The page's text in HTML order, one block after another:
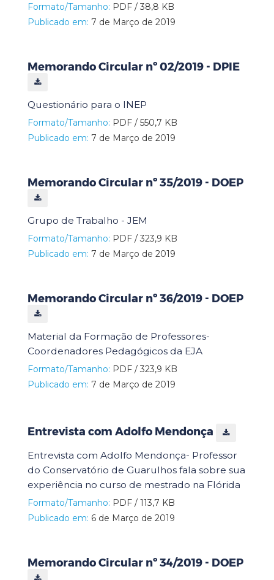
Formato/Tamanho: PDF / 38,8 KB
Publicado em: 7 de Março de 2019
Memorando Circular nº 02/2019 - DPIE
Questionário para o INEP
Formato/Tamanho: PDF / 550,7 KB
Publicado em: 7 de Março de 2019
Memorando Circular nº 35/2019 - DOEP
Grupo de Trabalho - JEM
Formato/Tamanho: PDF / 323,9 KB
Publicado em: 7 de Março de 2019
Memorando Circular nº 36/2019 - DOEP
Material da Formação de Professores-
Coordenadores Pedagógicos da EJA
Formato/Tamanho: PDF / 323,9 KB
Publicado em: 7 de Março de 2019
Entrevista com Adolfo Mendonça
Entrevista com Adolfo Mendonça- Professor
do Conservatório de Guarulhos fala sobre sua
experiência no curso de mestrado na Flórida
Formato/Tamanho: PDF / 113,7 KB
Publicado em: 6 de Março de 2019
Memorando Circular nº 34/2019 - DOEP